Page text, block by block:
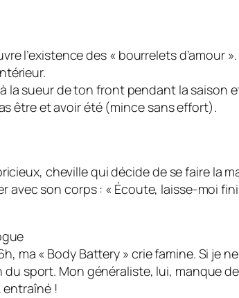
l’existence des « bourrelets
la sueur de ton front pendant la saison
être et avoir été (mince sans effort).
cheville qui décide de se faire la
avec son corps : « Écoute, laisse-moi
ma « Body Battery » crie famine. Si je
sport. Mon généraliste, lui, manque
entraîné !